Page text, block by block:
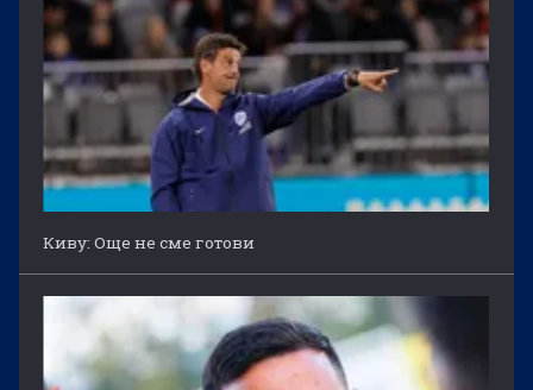
Киву: Още не сме готови